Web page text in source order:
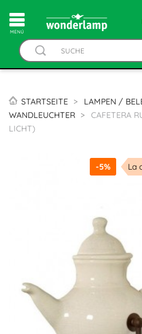
MENÚ
STARTSEITE
LAMPEN /
WANDLEUCHTER
CAFETERA
LICHT)
-5% La